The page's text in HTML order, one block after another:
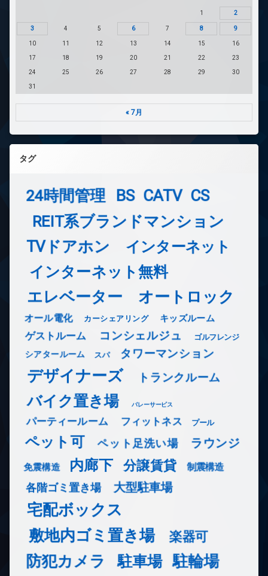
1 2
3 4 5 6 7 8 9
10 11 12 13 14 15 16
17 18 19 20 21 22 23
24 25 26 27 28 29 30
31
« 7月
タグ
24時間管理 BS CATV CS
REIT系ブランドマンション
TVドアホン インターネット
インターネット無料
エレベーター オートロック
オール電化 カーシェアリング キッズルーム
ゲストルーム コンシェルジュ ゴルフレンジ
シアタールーム スパ タワーマンション
デザイナーズ トランクルーム
バイク置き場 バレーサービス
パーティールーム フィットネス プール
ペット可 ペット足洗い場 ラウンジ
免震構造 内廊下 分譲賃貸 制震構造
各階ゴミ置き場 大型駐車場
宅配ボックス
敷地内ゴミ置き場
楽器可
防犯カメラ 駐車場 駐輪場